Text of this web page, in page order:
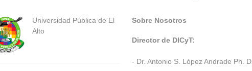
Universidad Pública de El
Alto
Sobre Nosotros
Director de DICyT:
- Dr. Antonio S. López Andrade Ph. D.